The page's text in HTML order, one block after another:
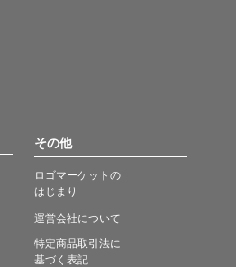
その他
ロゴマーケットの
はじまり
運営会社について
特定商品取引法に
基づく表記